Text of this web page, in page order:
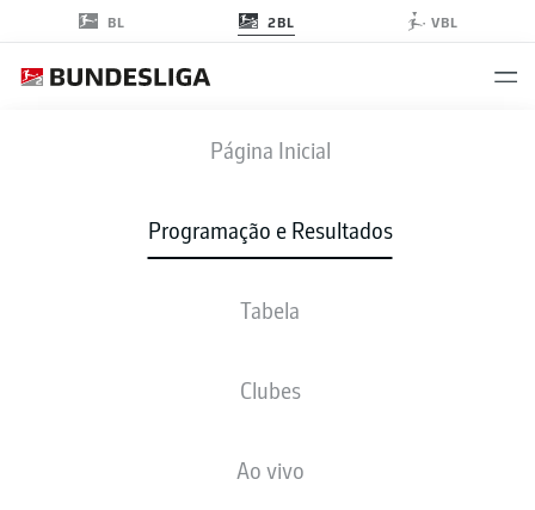
BL 2BL VBL
Página Inicial
Programação e Resultados
Tabela
Clubes
Ao vivo
HSV F95
2 0
ESCALAÇÕES
ESCALAÇÃO INICIAL